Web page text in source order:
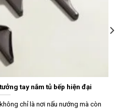
tay nắm tủ bếp hiện đại
chỉ là nơi nấu nướng mà còn